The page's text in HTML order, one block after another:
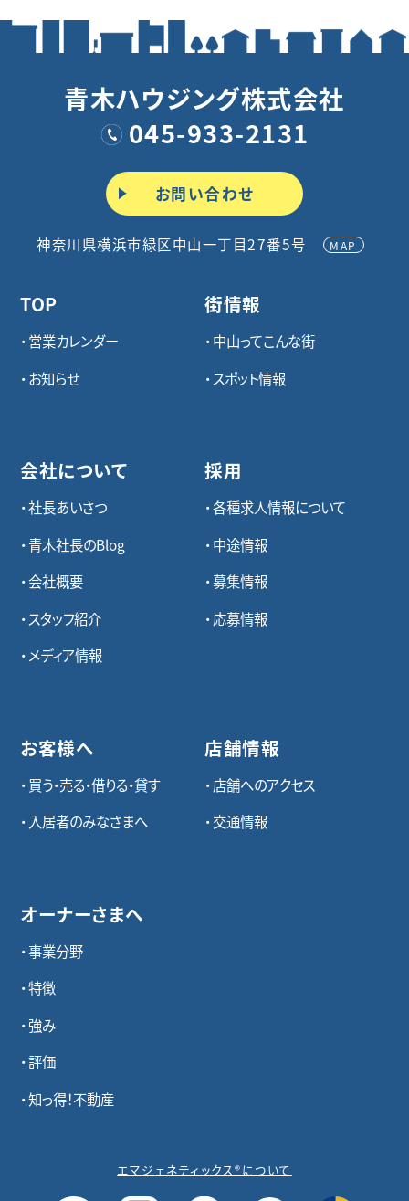
青木ハウジング株式会社
045-933-2131
お問い合わせ
神奈川県横浜市緑区中山一丁目27番5号 MAP
TOP
営業カレンダー
お知らせ
会社について
社長あいさつ
青木社長のBlog
会社概要
スタッフ紹介
メディア情報
お客様へ
買う・売る・借りる・貸す
入居者のみなさまへ
オーナーさまへ
事業分野
特徴
強み
評価
知っ得！不動産
街情報
中山ってこんな街
スポット情報
採用
各種求⼈情報について
中途情報
募集情報
応募情報
店舗情報
店舗へのアクセス
交通情報
エマジェネティックス®について